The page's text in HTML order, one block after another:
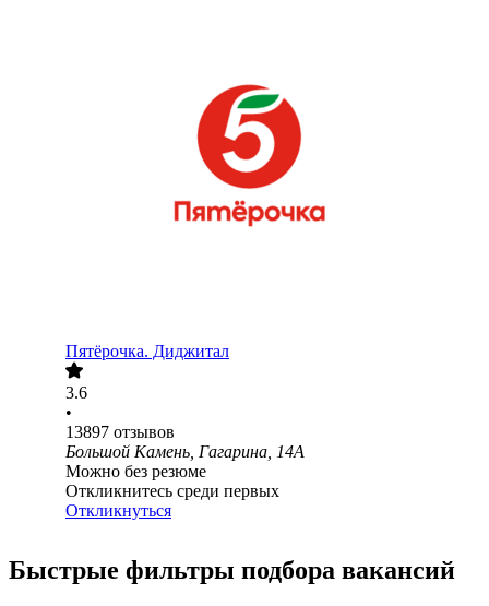
Пятёрочка. Диджитал
3.6
•
13897 отзывов
Большой Камень, Гагарина, 14А
Можно без резюме
Откликнитесь среди первых
Откликнуться
Быстрые фильтры подбора вакансий